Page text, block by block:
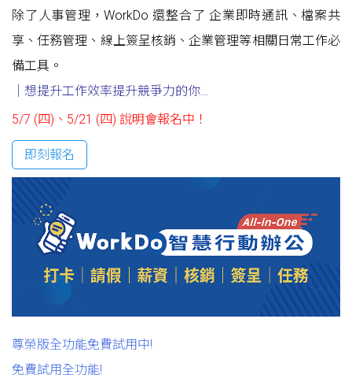
除了人事管理，WorkDo 還整合了 企業即時通訊、檔案共
享、任務管理、線上簽呈核銷、企業管理等相關日常工作必
備工具。
｜想提升工作效率提升競爭力的你…
5/7 (四)、5/21 (四) 說明會報名中！
即刻報名
尊榮版全功能免費試用中!
免費試用全功能!